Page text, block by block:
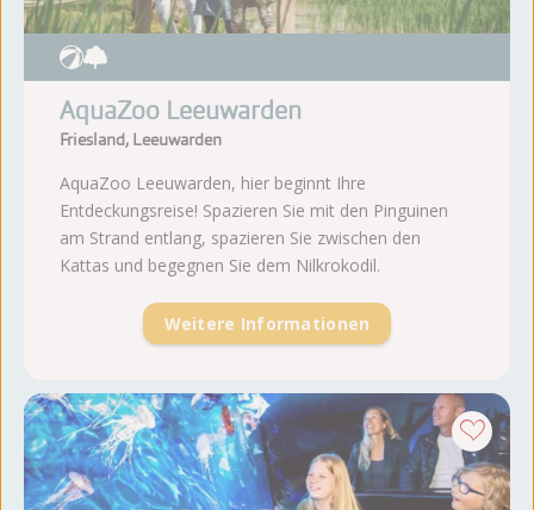
AquaZoo Leeuwarden
Friesland, Leeuwarden
AquaZoo Leeuwarden, hier beginnt Ihre
Entdeckungsreise! Spazieren Sie mit den Pinguinen
am Strand entlang, spazieren Sie zwischen den
Kattas und begegnen Sie dem Nilkrokodil.
Weitere Informationen